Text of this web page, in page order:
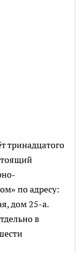
тринадцатого
по адресу:
дом 25-а.
в